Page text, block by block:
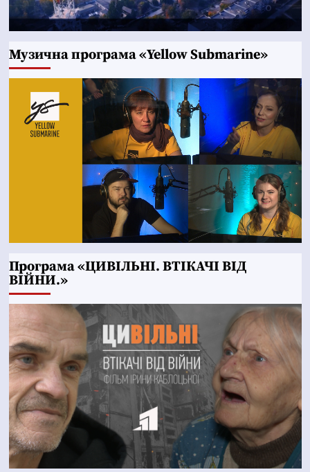
Музична програма «Yellow Submarine»
Програма «ЦИВІЛЬНІ. ВТІКАЧІ ВІД
ВІЙНИ.»